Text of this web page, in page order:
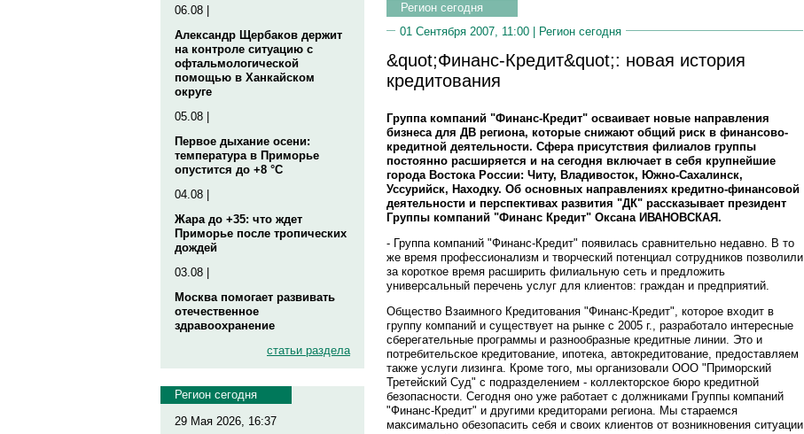
06.08 |
Александр Щербаков держит
на контроле ситуацию с
офтальмологической
помощью в Ханкайском
округе
05.08 |
Первое дыхание осени:
температура в Приморье
опустится до +8 °C
04.08 |
Жара до +35: что ждет
Приморье после тропических
дождей
03.08 |
Москва помогает развивать
отечественное
здравоохранение
статьи раздела
Регион сегодня
29 Мая 2026, 16:37
Регион сегодня
01 Сентября 2007, 11:00 | Регион сегодня
&quot;Финанс-Кредит&quot;: новая история
кредитования
Группа компаний "Финанс-Кредит" осваивает новые направления
бизнеса для ДВ региона, которые снижают общий риск в финансово-
кредитной деятельности. Сфера присутствия филиалов группы
постоянно расширяется и на сегодня включает в себя крупнейшие
города Востока России: Читу, Владивосток, Южно-Сахалинск,
Уссурийск, Находку. Об основных направлениях кредитно-финансовой
деятельности и перспективах развития "ДК" рассказывает президент
Группы компаний "Финанс Кредит" Оксана ИВАНОВСКАЯ.
- Группа компаний "Финанс-Кредит" появилась сравнительно недавно. В то
же время профессионализм и творческий потенциал сотрудников позволили
за короткое время расширить филиальную сеть и предложить
универсальный перечень услуг для клиентов: граждан и предприятий.
Общество Взаимного Кредитования "Финанс-Кредит", которое входит в
группу компаний и существует на рынке с 2005 г., разработало интересные
сберегательные программы и разнообразные кредитные линии. Это и
потребительское кредитование, ипотека, автокредитование, предоставляем
также услуги лизинга. Кроме того, мы организовали ООО "Приморский
Третейский Суд" с подразделением - коллекторское бюро кредитной
безопасности. Сегодня оно уже работает с должниками Группы компаний
"Финанс-Кредит" и другими кредиторами региона. Мы стараемся
максимально обезопасить себя и своих клиентов от возникновения ситуации